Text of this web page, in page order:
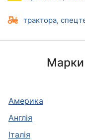
трактора,
Марки
Америка
Англія
Італія